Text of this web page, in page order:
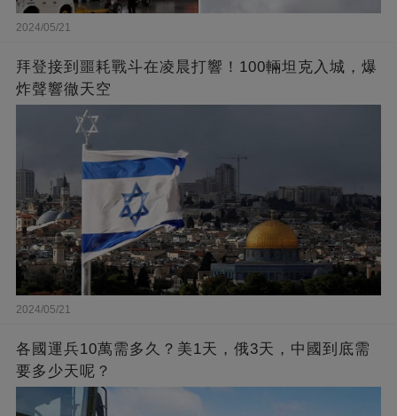
2024/05/21
拜登接到噩耗戰斗在凌晨打響！100輛坦克入城，爆
炸聲響徹天空
2024/05/21
各國運兵10萬需多久？美1天，俄3天，中國到底需
要多少天呢？